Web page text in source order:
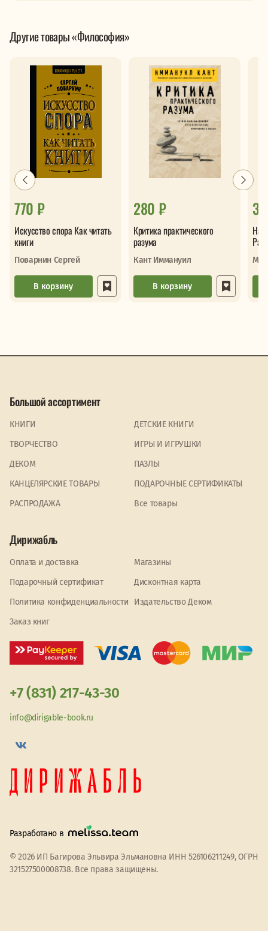
Другие товары «Философия»
770 ₽
Искусство спора Как читать
книги
Поварнин Сергей
В корзину
280 ₽
Критика практического
разума
Кант Иммануил
В корзину
Большой ассортимент
КНИГИ
ДЕТСКИЕ КНИГИ
ТВОРЧЕСТВО
ИГРЫ И ИГРУШКИ
ДЕКОМ
ПАЗЛЫ
КАНЦЕЛЯРСКИЕ ТОВАРЫ
ПОДАРОЧНЫЕ СЕРТИФИКАТЫ
PАСПРОДАЖА
Все товары
Дирижабль
Оплата и доставка
Магазины
Подарочный сертификат
Дисконтная карта
Политика конфиденциальности
Издательство Деком
Заказ книг
+7 (831) 217-43-30
info@dirigable-book.ru
Разработано в
© 2026 ИП Багирова Эльвира Эльмановна ИНН 526106211249, ОГРН
321527500008738. Все права защищены.